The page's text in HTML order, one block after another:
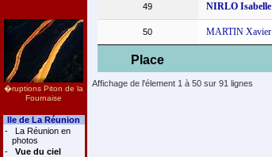
�ruptions Piton de la
Fournaise
Ile de La Réunion
-
La Réunion en
photos
-
Vue du ciel
Place
49 NIRLO Isabelle
50 MARTIN Xavier
Affichage de l'élement 1 à 50 sur 91 lignes